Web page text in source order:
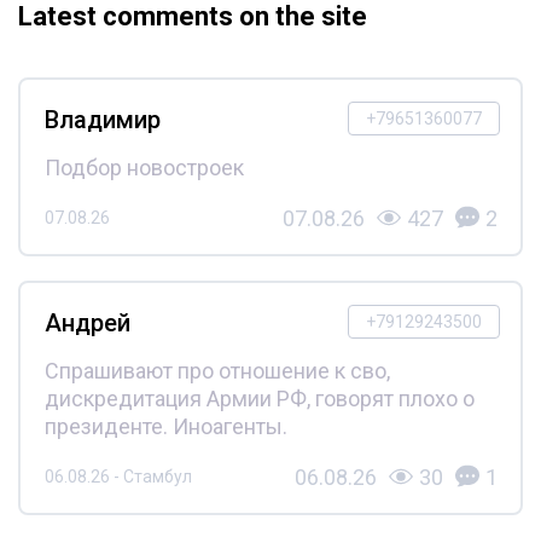
Latest comments on the site
+79651360077
Владимир
Подбор новостроек
07.08.26 07.08.26 427 2
+79129243500
Андрей
Спрашивают про отношение к сво,
дискредитация Армии РФ, говорят плохо о
президенте. Иноагенты.
06.08.26 - Стамбул 06.08.26 30 1